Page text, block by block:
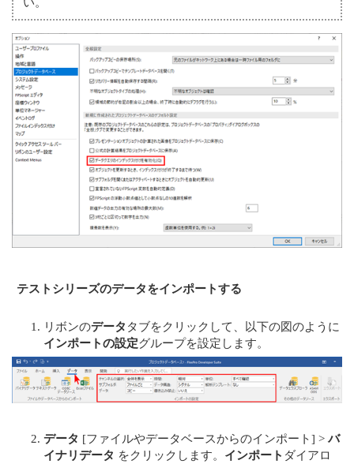
テストシリーズのデータをインポートする
リボンのデータ タブをクリックして、以下の図のように
インポートの設定グループを設定します。
データ [ファイルやデータベースからのインポート] > バ
イナリデータ をクリックします。 インポート ダイアロ